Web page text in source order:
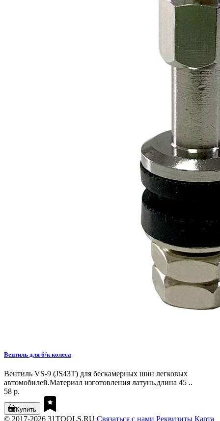
Вентиль для б/к колеса
Вентиль VS-9 (JS43T) для бескамерных шин легковых
автомобилей.Материал изготовления латунь.длина 45 ..
58 р.
Купить
© 2017-2026 31TOOLS.RU Связаться с нами Реквизиты Карта